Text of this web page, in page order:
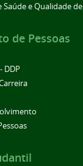
e Qualidade
de Pessoas
DDP